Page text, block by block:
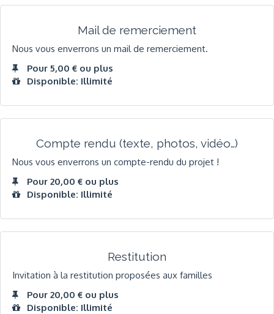
Mail de remerciement
Nous vous enverrons un mail de remerciement.
Pour 5,00 € ou plus
Disponible: Illimité
Compte rendu (texte, photos, vidéo…)
Nous vous enverrons un compte-rendu du projet !
Pour 20,00 € ou plus
Disponible: Illimité
Restitution
Invitation à la restitution proposées aux familles
Pour 20,00 € ou plus
Disponible: Illimité